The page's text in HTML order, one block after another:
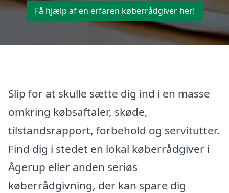
Få hjælp af en erfaren køberrådgiver her!
Slip for at skulle sætte dig ind i en masse
omkring købsaftaler, skøde,
tilstandsrapport, forbehold og servitutter.
Find dig i stedet en lokal køberrådgiver i
Ågerup eller anden seriøs
køberrådgivning, der kan spare dig